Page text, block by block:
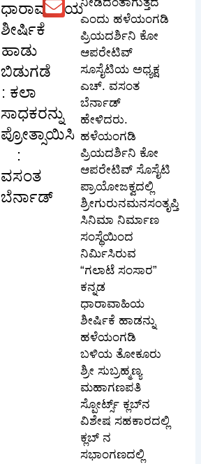
ಧಾರಾವಾಹಿಯ
ಶೀರ್ಷಿಕೆ
ಹಾಡು
ಬಿಡುಗಡೆ
: ಕಲಾ
ಸಾಧಕರನ್ನು
ಪ್ರೋತ್ಸಾಯಿಸಿ
:
ವಸಂತ
ಬೆರ್ನಾಡ್
ಎಂದು ಹಳೆಯಂಗಡಿ
ಪ್ರಿಯದರ್ಶಿನಿ ಕೋ
ಆಪರೇಟಿವ್
ಸೂಸೈಟಿಯ ಅಧ್ಯಕ್ಷ
ಎಚ್. ವಸಂತ
ಬೆರ್ನಾಡ್
ಹೇಳಿದರು.
ಹಳೆಯಂಗಡಿ
ಪ್ರಿಯದರ್ಶಿನಿ ಕೋ
ಆಪರೇಟಿವ್ ಸೊಸೈಟಿ
ಪ್ರಾಯೋಜಕ್ವದಲ್ಲಿ
ಶ್ರೀಗುರುನಮನಸಂತೃಪ್ತಿ
ಸಿನಿಮಾ ನಿರ್ಮಾಣ
ಸಂಸ್ಥೆಯಿಂದ
ನಿರ್ಮಿಸಿರುವ
“ಗಲಾಟೆ ಸಂಸಾರ”
ಕನ್ನಡ
ಧಾರಾವಾಹಿಯ
ಶೀರ್ಷಿಕೆ ಹಾಡನ್ನು
ಹಳೆಯಂಗಡಿ
ಬಳಿಯ ತೋಕೂರು
ಶ್ರೀ ಸುಬ್ರಹ್ಮಣ್ಯ
ಮಹಾಗಣಪತಿ
ಸ್ಪೋರ್ಟ್ಸ್ ಕ್ಲಬ್‌ನ
ವಿಶೇಷ ಸಹಕಾರದಲ್ಲಿ
ಕ್ಲಬ್ ನ
ಸಭಾಂಗಣದಲ್ಲಿ